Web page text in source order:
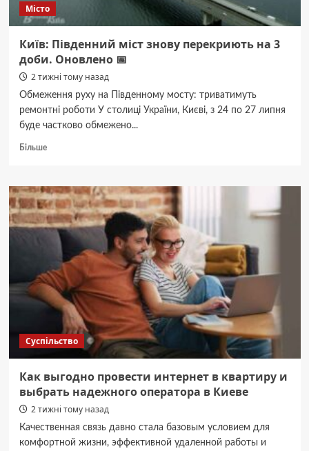
Місто
Київ: Південний міст знову перекриють на 3
доби. Оновлено 📅
2 тижні тому назад
Обмеження руху на Південному мосту: триватимуть
ремонтні роботи У столиці України, Києві, з 24 по 27 липня
буде частково обмежено...
БільшеДокладніше
Південний
міст
знову
перекриють
доби.
Оновлено
📅
Суспільство
Как выгодно провести интернет в квартиру и
выбрать надежного оператора в Киеве
2 тижні тому назад
Качественная связь давно стала базовым условием для
комфортной жизни, эффективной удаленной работы и